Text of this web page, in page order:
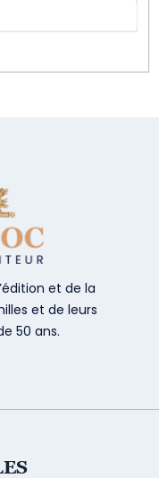
et de la
et de leurs
50 ans.